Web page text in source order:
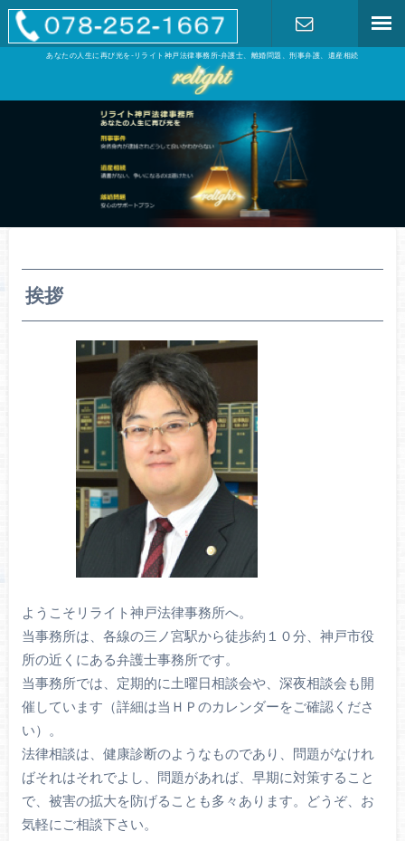
あなたの人生に再び光を-リライト神戸法律事務所-弁護士、離婚問題、刑事弁護、遺産相続
挨拶
ようこそリライト神戸法律事務所へ。
当事務所は、各線の三ノ宮駅から徒歩約１０分、神戸市役
所の近くにある弁護士事務所です。
当事務所では、定期的に土曜日相談会や、深夜相談会も開
催しています（詳細は当ＨＰのカレンダーをご確認くださ
い）。
法律相談は、健康診断のようなものであり、問題がなけれ
ばそれはそれでよし、問題があれば、早期に対策すること
で、被害の拡大を防げることも多々あります。どうぞ、お
気軽にご相談下さい。